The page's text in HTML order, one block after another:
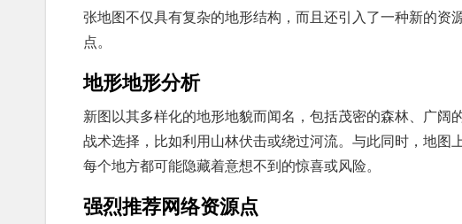
张地图不仅具有复杂的地形结构，而且还引入了一种新的
点。
地形地形分析
新图以其多样化的地形地貌而闻名，包括茂密的森林、广
战术选择，比如利用山林伏击或绕过河流。与此同时，地图
每个地方都可能隐藏着意想不到的惊喜或风险。
强烈推荐网络资源点